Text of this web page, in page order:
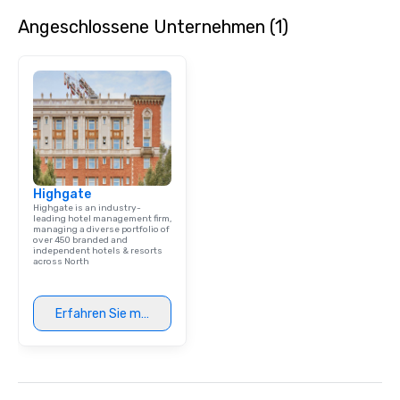
Angeschlossene Unternehmen (1)
Highgate
Highgate is an industry-
leading hotel management firm,
managing a diverse portfolio of
over 450 branded and
independent hotels & resorts
across North
Erfahren Sie mehr